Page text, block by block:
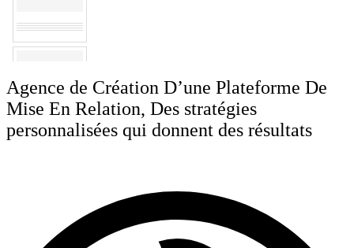
Agence de Création D’une Plateforme De
Mise En Relation, Des stratégies
personnalisées qui donnent des résultats